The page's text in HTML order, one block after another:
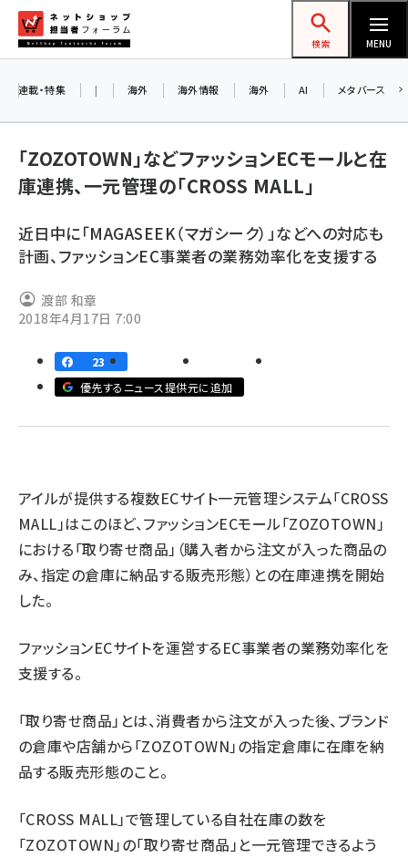
ン
ネットショップ担当者フォーラム
検索 MENU
yahoo (1896)
ecbeing (1204)
base (1068)
連載・特集 | 海外 海外情報 海外 AI メタバース
「ZOZOTOWN」などファッションECモールと在
庫連携、一元管理の「CROSS MALL」
近日中に「MAGASEEK（マガシーク）」などへの対応も
計画、ファッションEC事業者の業務効率化を支援する
渡部 和章
2018年4月17日 7:00
23
優先するニュース提供元に追加
アイルが提供する複数ECサイト一元管理システム「CROSS
MALL」はこのほど、ファッションECモール「ZOZOTOWN」
における「取り寄せ商品」（購入者から注文が入った商品の
み、指定の倉庫に納品する販売形態）との在庫連携を開始
した。
ファッションECサイトを運営するEC事業者の業務効率化を
支援する。
「取り寄せ商品」とは、消費者から注文が入った後、ブランド
の倉庫や店舗から「ZOZOTOWN」の指定倉庫に在庫を納
品する販売形態のこと。
「CROSS MALL」で管理している自社在庫の数を
「ZOZOTOWN」の「取り寄せ商品」と一元管理できるよう